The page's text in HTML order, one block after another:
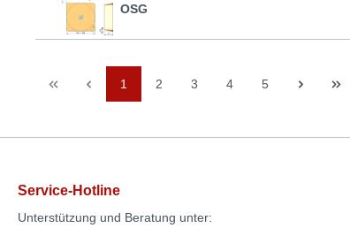
OSG
1 2 3 4 5
Service-Hotline
Unterstützung und Beratung unter: